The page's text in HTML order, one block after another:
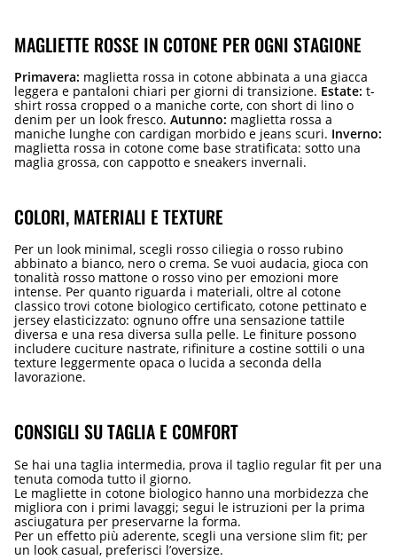
MAGLIETTE ROSSE IN COTONE PER OGNI STAGIONE
Primavera: maglietta rossa in cotone abbinata a una giacca
leggera e pantaloni chiari per giorni di transizione. Estate: t-
shirt rossa cropped o a maniche corte, con short di lino o
denim per un look fresco. Autunno: maglietta rossa a
maniche lunghe con cardigan morbido e jeans scuri. Inverno:
maglietta rossa in cotone come base stratificata: sotto una
maglia grossa, con cappotto e sneakers invernali.
COLORI, MATERIALI E TEXTURE
Per un look minimal, scegli rosso ciliegia o rosso rubino
abbinato a bianco, nero o crema. Se vuoi audacia, gioca con
tonalità rosso mattone o rosso vino per emozioni more
intense. Per quanto riguarda i materiali, oltre al cotone
classico trovi cotone biologico certificato, cotone pettinato e
jersey elasticizzato: ognuno offre una sensazione tattile
diversa e una resa diversa sulla pelle. Le finiture possono
includere cuciture nastrate, rifiniture a costine sottili o una
texture leggermente opaca o lucida a seconda della
lavorazione.
CONSIGLI SU TAGLIA E COMFORT
Se hai una taglia intermedia, prova il taglio regular fit per una
tenuta comoda tutto il giorno.
Le magliette in cotone biologico hanno una morbidezza che
migliora con i primi lavaggi; segui le istruzioni per la prima
asciugatura per preservarne la forma.
Per un effetto più aderente, scegli una versione slim fit; per
un look casual, preferisci l’oversize.